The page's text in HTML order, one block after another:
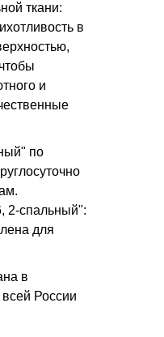
ткани:
в
и
по
2-спальный":
для
в
России